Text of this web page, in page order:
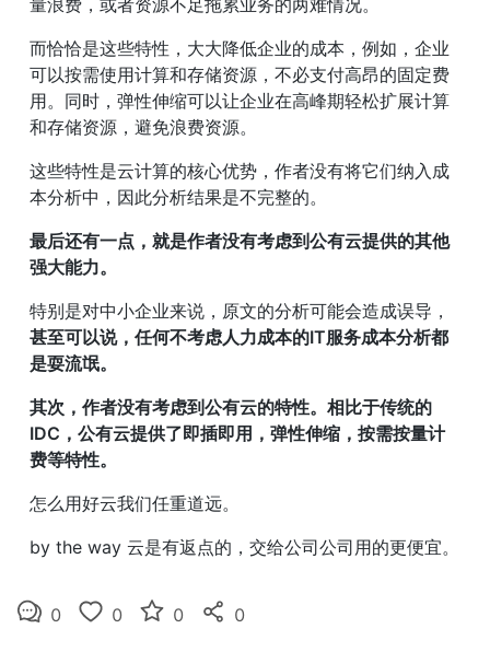
量浪费，或者资源不足拖累业务的两难情况。
而恰恰是这些特性，大大降低企业的成本，例如，企业
可以按需使用计算和存储资源，不必支付高昂的固定费
用。同时，弹性伸缩可以让企业在高峰期轻松扩展计算
和存储资源，避免浪费资源。
这些特性是云计算的核心优势，作者没有将它们纳入成
本分析中，因此分析结果是不完整的。
最后还有一点，就是作者没有考虑到公有云提供的其他
强大能力。
特别是对中小企业来说，原文的分析可能会造成误导，
甚至可以说，任何不考虑人力成本的IT服务成本分析都
是耍流氓。
其次，作者没有考虑到公有云的特性。相比于传统的
IDC，公有云提供了即插即用，弹性伸缩，按需按量计
费等特性。
怎么用好云我们任重道远。
by the way 云是有返点的，交给公司公司用的更便宜。
0 0 0 0